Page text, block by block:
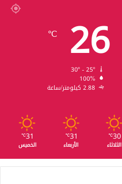
26
℃
100%
2.88 كيلومتر/ساعة
30
℃
الثلاثاء
31
℃
الأربعاء
31
℃
الخميس